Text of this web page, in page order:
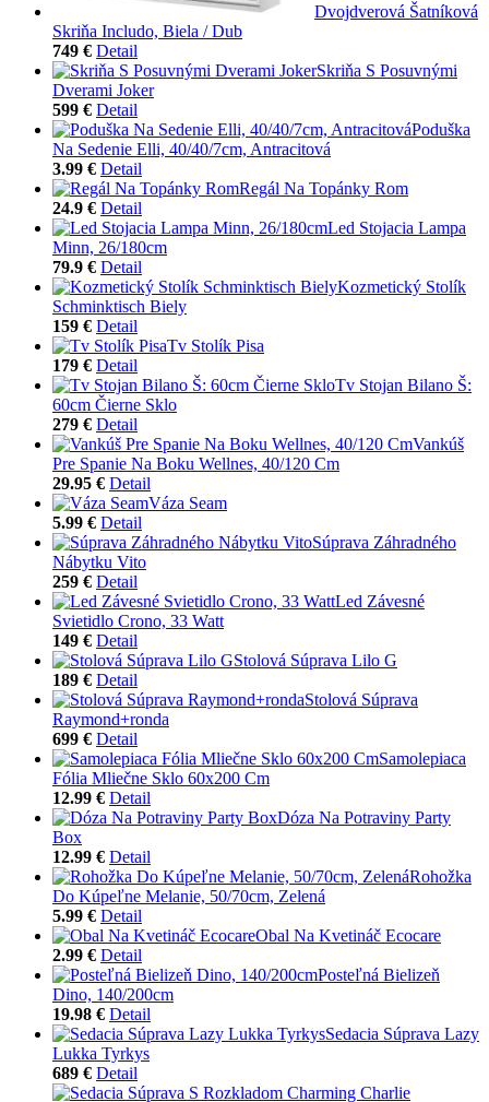
Dvojdverová Šatníková
Skriňa Includo, Biela / Dub
749 € Detail
Skriňa S Posuvnými
Dverami Joker
599 € Detail
Poduška
Na Sedenie Elli, 40/40/7cm, Antracitová
3.99 € Detail
Regál Na Topánky Rom
24.9 € Detail
Led Stojacia Lampa
Minn, 26/180cm
79.9 € Detail
Kozmetický Stolík
Schminktisch Biely
159 € Detail
Tv Stolík Pisa
179 € Detail
Tv Stojan Bilano Š:
60cm Čierne Sklo
279 € Detail
Vankúš
Pre Spanie Na Boku Wellnes, 40/120 Cm
29.95 € Detail
Váza Seam
5.99 € Detail
Súprava Záhradného
Nábytku Vito
259 € Detail
Led Závesné
Svietidlo Crono, 33 Watt
149 € Detail
Stolová Súprava Lilo G
189 € Detail
Stolová Súprava
Raymond+ronda
699 € Detail
Samolepiaca
Fólia Mliečne Sklo 60x200 Cm
12.99 € Detail
Dóza Na Potraviny Party
Box
12.99 € Detail
Rohožka
Do Kúpeľne Melanie, 50/70cm, Zelená
5.99 € Detail
Obal Na Kvetináč Ecocare
2.99 € Detail
Posteľná Bielizeň
Dino, 140/200cm
19.98 € Detail
Sedacia Súprava Lazy
Lukka Tyrkys
689 € Detail